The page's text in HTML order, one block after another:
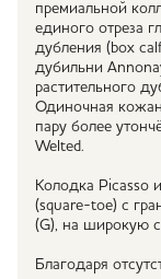
премиальной
единого отреза
дубления (box
дубильни
растительного
Одиночная
пару более
Welted.
Колодка Picasso
(square-toe) с
(G), на широкую
Благодаря